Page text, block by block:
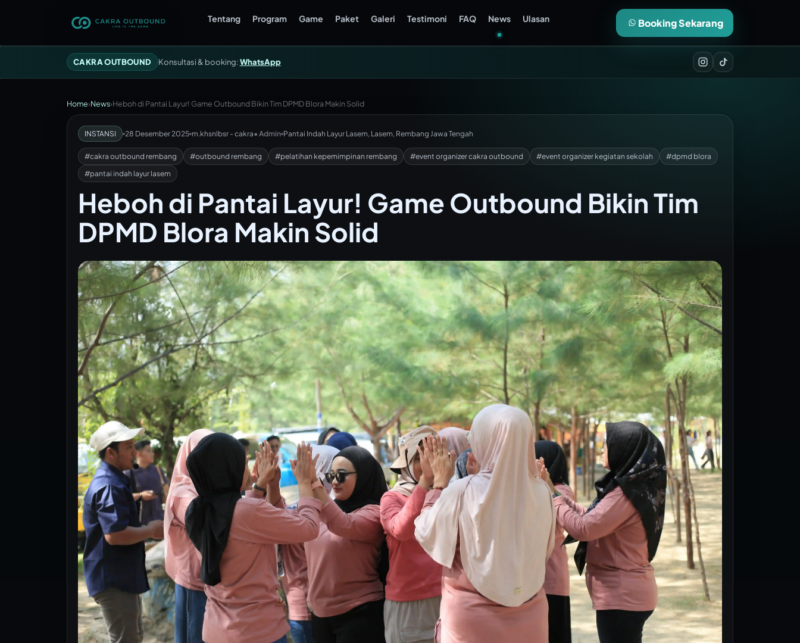
CAKRA OUTBOUND Konsultasi & booking:WhatsApp
Tentang Program Game Paket Galeri Testimoni FAQ News Ulasan Booking Sekarang
Home›News›Heboh di Pantai Layur! Game Outbound Bikin Tim DPMD Blora Makin Solid
INSTANSI 28 Desember 2025 m.khsnlbsr - cakra• Admin Pantai Indah Layur Lasem, Lasem, Rembang Jawa Tengah
#cakra outbound rembang #outbound rembang #pelatihan kepemimpinan rembang #event organizer cakra outbound #event organizer kegiatan sekolah
#dpmd blora
#pantai indah layur lasem
Heboh di Pantai Layur! Game Outbound Bikin Tim
DPMD Blora Makin Solid